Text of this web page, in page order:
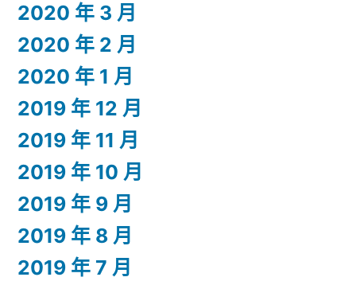
2020 年 3 月
2020 年 2 月
2020 年 1 月
2019 年 12 月
2019 年 11 月
2019 年 10 月
2019 年 9 月
2019 年 8 月
2019 年 7 月